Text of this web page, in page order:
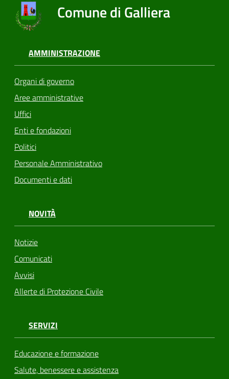
Comune di Galliera
AMMINISTRAZIONE
Organi di governo
Aree amministrative
Uffici
Enti e fondazioni
Politici
Personale Amministrativo
Documenti e dati
NOVITÀ
Notizie
Comunicati
Avvisi
Allerte di Protezione Civile
SERVIZI
Educazione e formazione
Salute, benessere e assistenza